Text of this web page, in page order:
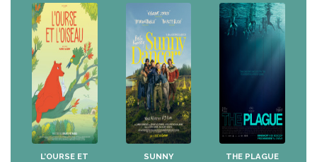
L’OURSE ET
SUNNY
THE PLAGUE